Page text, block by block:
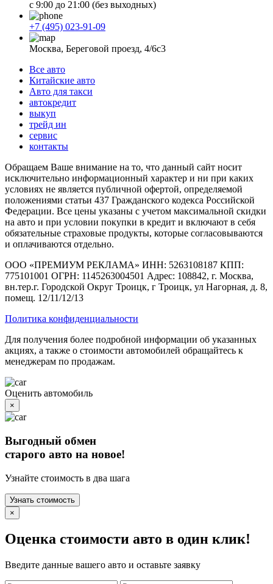
с 9:00 до 21:00 (без выходных)
+7 (495) 023-91-09
Москва, Береговой проезд, 4/6с3
Все авто
Китайские авто
Авто для такси
автокредит
выкуп
трейд ин
сервис
контакты
Обращаем Ваше внимание на то, что данный сайт носит
исключительно информационный характер и ни при каких
условиях не является публичной офертой, определяемой
положениями статьи 437 Гражданского кодекса Российской
Федерации. Все цены указаны с учетом максимальной скидки
на авто и при условии покупки в кредит и включают в себя
обязательные страховые продукты, которые согласовываются
и оплачиваются отдельно.
ООО «ПРЕМИУМ РЕКЛАМА» ИНН: 5263108187 КПП:
775101001 ОГРН: 1145263004501 Адрес: 108842, г. Москва,
вн.тер.г. Городской Округ Троицк, г Троицк, ул Нагорная, д. 8,
помещ. 12/11/12/13
Политика конфиденциальности
Для получения более подробной информации об указанных
акциях, а также о стоимости автомобилей обращайтесь к
менеджерам по продажам.
Оценить автомобиль
×
Выгодный обмен
старого авто на новое!
Узнайте стоимость в два шага
Узнать стоимость
×
Оценка стоимости авто в один клик!
Введите данные вашего авто и оставьте заявку